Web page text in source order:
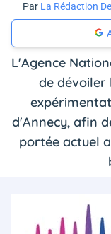
Par La Rédaction
L'Agence
de dévoiler
d'Annecy, afin
portée actuel